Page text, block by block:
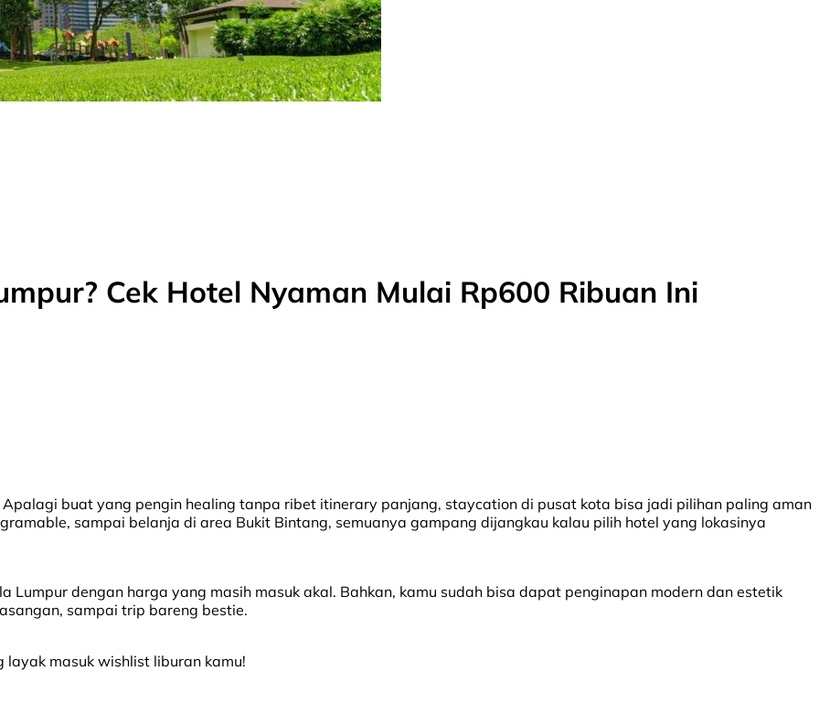
Cek Hotel Nyaman Mulai Rp600 Ribuan Ini
buat yang pengin healing tanpa ribet itinerary panjang, staycation di pusat kota bisa jadi pilihan paling aman
sampai belanja di area Bukit Bintang, semuanya gampang dijangkau kalau pilih hotel yang lokasinya
Lumpur dengan harga yang masih masuk akal. Bahkan, kamu sudah bisa dapat penginapan modern dan estetik
sampai trip bareng bestie.
masuk wishlist liburan kamu!